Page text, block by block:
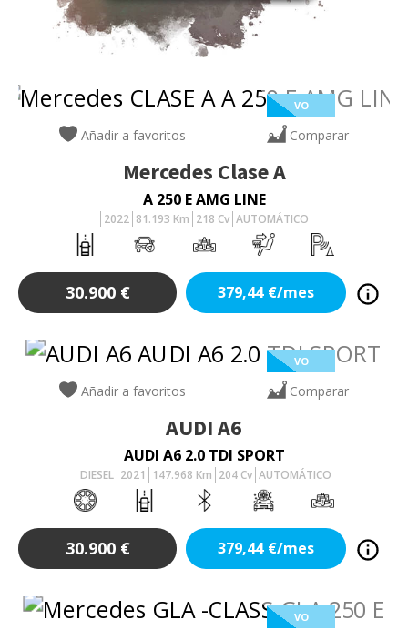
VO
Añadir a favoritos Comparar
Mercedes Clase A
A 250 E AMG LINE
2022 81.193 Km 218 Cv AUTOMÁTICO
30.900 € 379,44 €/mes
VO
Añadir a favoritos Comparar
AUDIA6
AUDI A6 2.0 TDI SPORT
DIESEL 2021 147.968 Km 204Cv AUTOMÁTICO
30.900 € 379,44 €/mes
VO